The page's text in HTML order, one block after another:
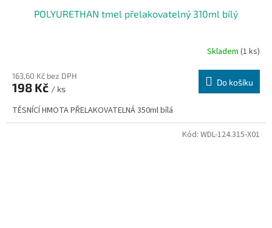
POLYURETHAN tmel přelakovatelný 310ml bílý
Skladem (1 ks)
163,60 Kč bez DPH
198 Kč / ks
Do košíku
TĚSNÍCÍ HMOTA PŘELAKOVATELNÁ 350ml bílá
Kód: WDL-124.315-X01